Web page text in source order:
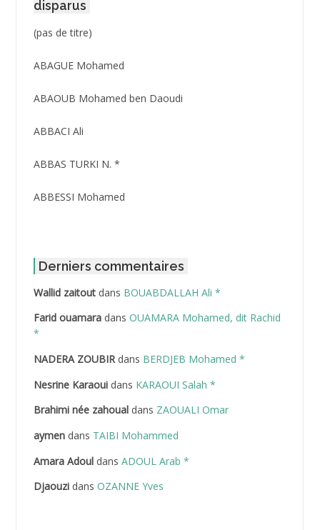
disparus
(pas de titre)Post
3416
ABAGUE Mohamed
ABAOUB Mohamed ben Daoudi
ABBACI Ali
ABBAS TURKI N. *
ABBESSI Mohamed
ABDAT Amar
ABDEDDAIM Hamid
ABDELAZIZ Mohamed
ABDELHAFID Lakhdar
ABDELLI Mohamed
ABDELLI Mohamed *
Derniers commentaires
Wallid zaitoutdans BOUABDALLAH Ali *
Farid ouamaradans OUAMARA Mohamed, dit Rachid
*
NADERA ZOUBIRdans BERDJEB Mohamed *
Nesrine Karaouidans KARAOUI Salah *
Brahimi née zahoualdans ZAOUALI Omar
aymendans TAIBI Mohammed
Amara Adouldans ADOUL Arab *
Djaouzidans OZANNE Yves